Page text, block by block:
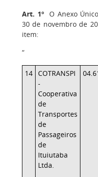
Art. 1ºO Anexo Único
30 de novembro de
item:
“
14 COTRANSPI
-
Cooperativa
de
Transportes
de
Passageiros
de
Ituiutaba
Ltda.